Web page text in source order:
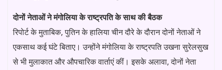
दोनों नेताओं ने मंगोलिया के राष्ट्रपति के साथ की बैठक
रिपोर्ट के मुताबिक, पुतिन के हालिया चीन दौरे के दौरान दोनों नेताओं ने
एकसाथ कई घंटे बिताए। उन्होंने मंगोलिया के राष्ट्रपति उखना सुरेलसुख
से भी मुलाकात और औपचारिक वार्ताएं कीं। इसके अलावा, दोनों नेता